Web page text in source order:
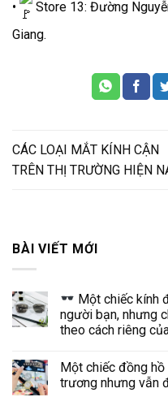
•
Store 13: Đường
Giang.
CÁC LOẠI MẮT KÍNH CẬN
TRÊN THỊ TRƯỜNG HIỆN
BÀI VIẾT MỚI
Một chiếc kính
người bạn, nhưng
theo cách riêng
Một chiếc đồng
trương nhưng vẫn